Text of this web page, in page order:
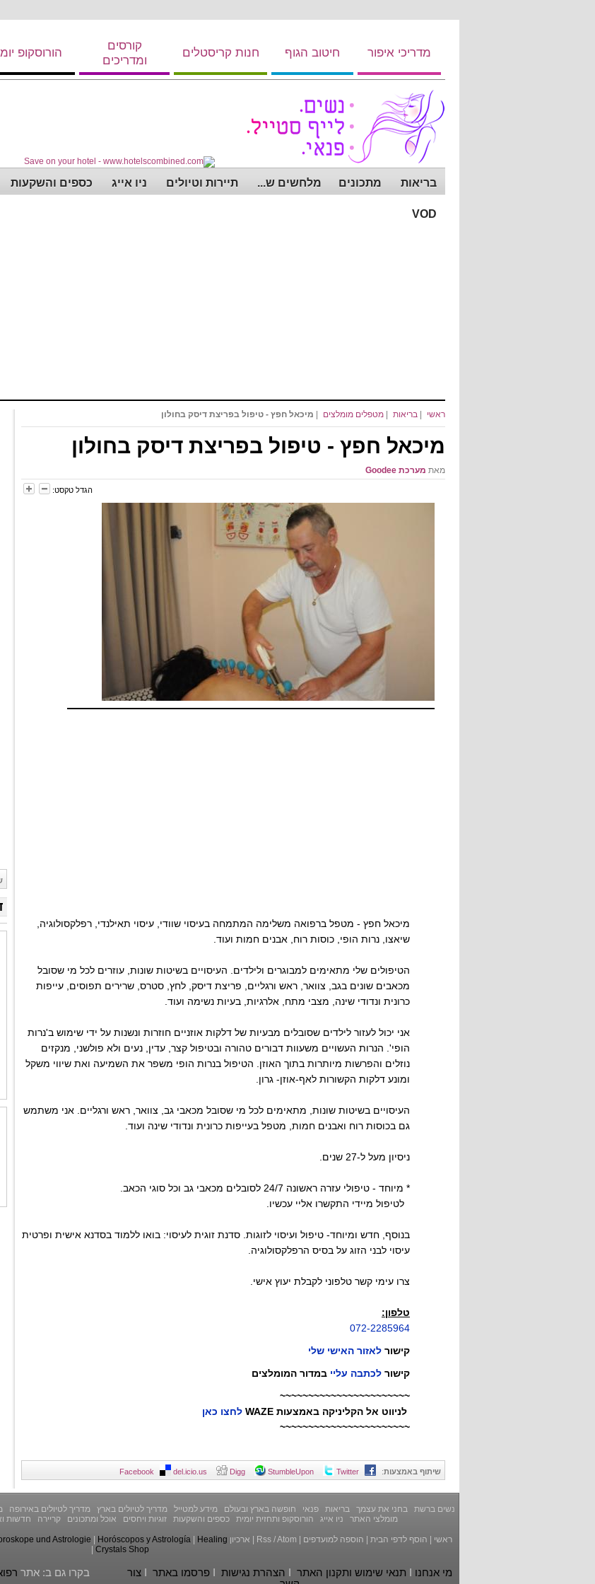
מדריכי איפור חיטוב הגוף חנות קריסטלים
קורסים
ומדריכים
הורוסקופ
בריאות מתכונים מלחשים ש... תיירות וטיולים ניו אייג כספים והשקעות
VOD
ראשי בריאות מטפלים מומלצים מיכאל חפץ - טיפול בפריצת דיסק בחולון
מיכאל חפץ - טיפול בפריצת דיסק בחולון
מאת מערכת Goodee
הגדל טקסט:
מיכאל חפץ - מטפל ברפואה משלימה המתמחה בעיסוי שוודי, עיסוי תאילנדי, רפלקסולוגיה,
שיאצו, נרות הופי, כוסות רוח, אבנים חמות ועוד.
הטיפולים שלי מתאימים למבוגרים ולילדים. העיסויים בשיטות שונות, עוזרים לכל מי שסובל
מכאבים שונים בגב, צוואר, ראש ורגליים, פריצת דיסק, לחץ, סטרס, שרירים תפוסים, עייפות
כרונית ונדודי שינה, מצבי מתח, אלרגיות, בעיות נשימה ועוד.
אני יכול לעזור לילדים שסובלים מבעיות של דלקות אוזניים חוזרות ונשנות על ידי שימוש ב'נרות
הופי'. הנרות העשויים משעוות דבורים טהורה ובטיפול קצר, עדין, נעים ולא פולשני, מנקזים
נוזלים והפרשות מיותרות בתוך האוזן. הטיפול בנרות הופי משפר את השמיעה ואת שיווי משקל
ומונע דלקות הקשורות לאף-אוזן- גרון.
העיסויים בשיטות שונות, מתאימים לכל מי שסובל מכאבי גב, צוואר, ראש ורגליים. אני משתמש
גם בכוסות רוח ואבנים חמות, מטפל בעייפות כרונית ונדודי שינה ועוד.
ניסיון מעל ל-27 שנים.
* מיוחד - טיפולי עזרה ראשונה 24/7 לסובלים מכאבי גב וכל סוגי הכאב.
לטיפול מיידי התקשרו אליי עכשיו.
בנוסף, חדש ומיוחד- טיפול ועיסוי לזוגות. סדנת זוגית לעיסוי: בואו ללמוד בסדנא אישית ופרטית
עיסוי לבני הזוג על בסיס הרפלקסולוגיה.
צרו עימי קשר טלפוני לקבלת יעוץ אישי.
טלפון:
072-2285964
קישור לאזור האישי שלי
קישור לכתבה עליי במדור המומלצים
~~~~~~~~~~~~~~~~~~~~~~~
לניווט אל הקליניקה באמצעות WAZE
לחצו כאן
~~~~~~~~~~~~~~~~~~~~~~~
שיתוף באמצעות:
Facebook del.icio.us Digg StumbleUpon Twitter
נשים ברשת בחני את עצמך בריאות פנאי חופשה בארץ ובעולם מידע למטייל מדריך לטיולים בארץ מדריך לטיולים באירופה
מומלצי האתר
ניו אייג הורוסקופ ותחזית יומית כספים והשקעות זוגיות ויחסים אוכל ומתכונים קריירה חדשות
ראשי הוסף לדפי הבית הוספה למועדפים Rss/Atom ארכיון und Astrologie Horóscopos y Astrología|
Healing
Crystals Shop
מי אנחנו תנאי שימוש ותקנון האתר הצהרת נגישות פרסמו באתר
צור
בקרו גם ב: אתר